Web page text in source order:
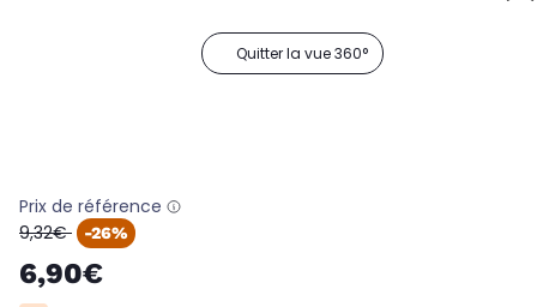
Quitter la vue 360°
Prix de référence
oldPrice
9,32€ -26%
6,90€